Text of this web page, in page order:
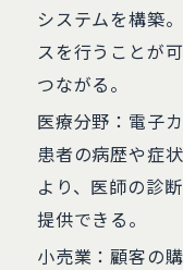
システムを構築
スを行うことが
つながる。
医療分野：電子
患者の病歴や症
より、医師の診
提供できる。
小売業：顧客の